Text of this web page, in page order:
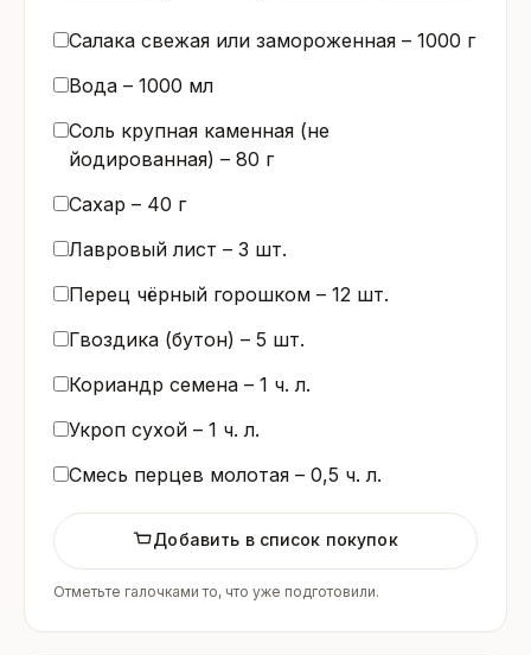
Салака свежая или замороженная – 1000 г
Вода – 1000 мл
Соль крупная каменная (не
йодированная) – 80 г
Сахар – 40 г
Лавровый лист – 3 шт.
Перец чёрный горошком – 12 шт.
Гвоздика (бутон) – 5 шт.
Кориандр семена – 1 ч. л.
Укроп сухой – 1 ч. л.
Смесь перцев молотая – 0,5 ч. л.
Добавить в список покупок
Отметьте галочками то, что уже подготовили.